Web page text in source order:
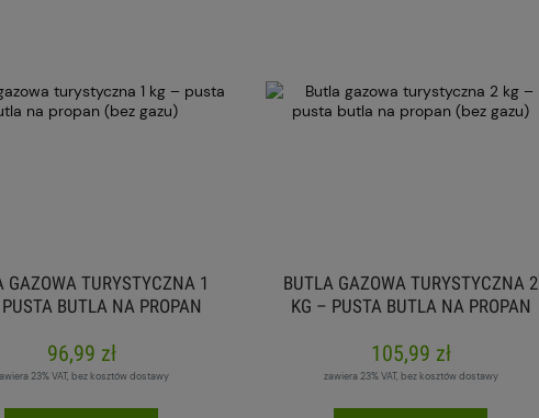
GAZOWA TURYSTYCZNA 1
BUTLA NA PROPAN
96,99 zł
23% VAT, bez kosztów dostawy
BUTLA GAZOWA TURYSTYCZNA 2
KG – PUSTA BUTLA NA PROPAN
105,99 zł
zawiera 23% VAT, bez kosztów dostawy